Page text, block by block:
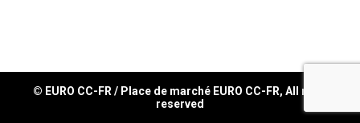
© EURO CC-FR / Place de marché EURO CC-FR, All right
reserved